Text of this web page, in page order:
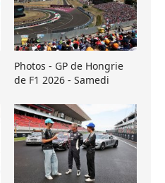
Photos - GP de Hongrie
de F1 2026 - Samedi